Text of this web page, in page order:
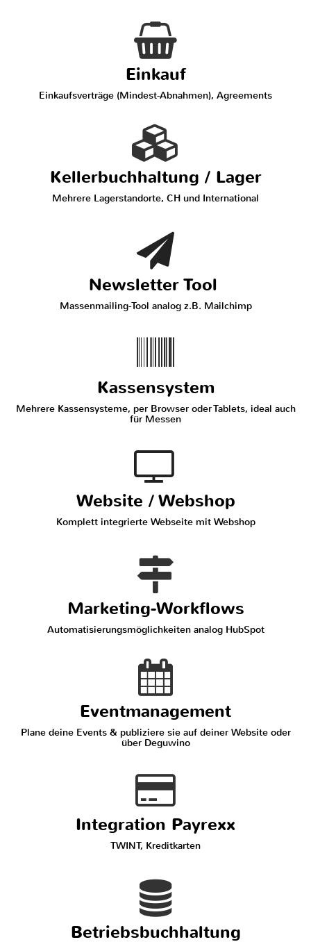
Einkauf
Einkaufsverträge (Mindest-Abnahmen), Agreements
Kellerbuchhaltung / Lager
Mehrere Lagerstandorte, CH und International
Newsletter Tool
Massenmailing-Tool analog z.B. Mailchimp
Kassensystem
Mehrere Kassensysteme, per Browser oder Tablets, ideal auch
für Messen
Website / Webshop
Komplett integrierte Webseite mit Webshop
Marketing-Workflows
Automatisierungsmöglichkeiten analog HubSpot
Eventmanagement
Plane deine Events & publiziere sie auf deiner Website oder
über Deguwino
Integration Payrexx
TWINT, Kreditkarten
Betriebsbuchhaltung